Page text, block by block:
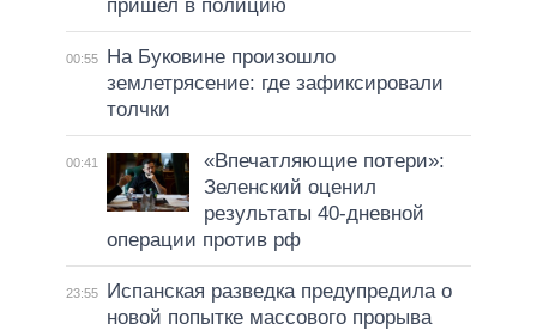
пришел в полицию
00:55
На Буковине произошло
землетрясение: где зафиксировали
толчки
00:41
«Впечатляющие потери»:
Зеленский оценил
результаты 40-дневной
операции против рф
23:55
Испанская разведка предупредила о
новой попытке массового прорыва